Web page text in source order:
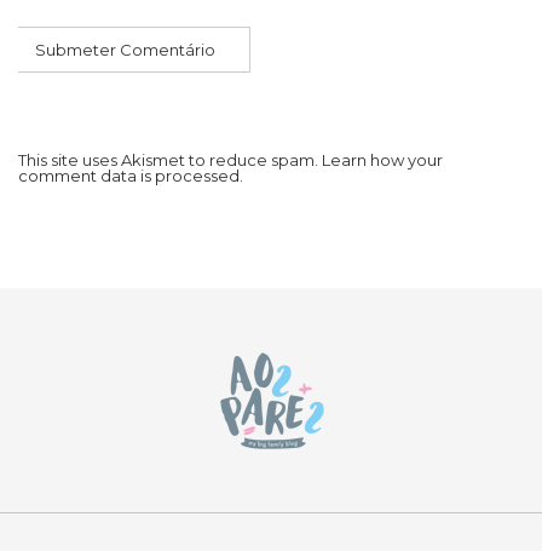
This site uses Akismet to reduce spam. Learn how your
comment data is processed.